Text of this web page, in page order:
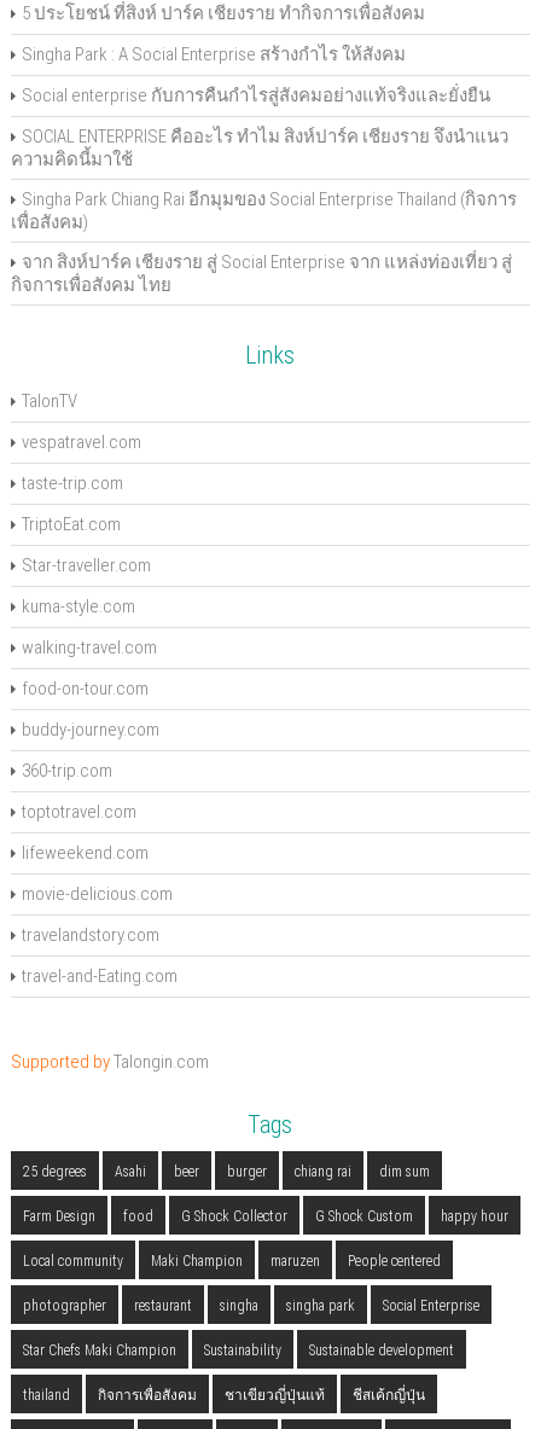
5 ประโยชน์ ที่สิงห์ ปาร์ค เชียงราย ทำกิจการเพื่อสังคม
Singha Park : A Social Enterprise สร้างกำไร ให้สังคม
Social enterprise กับการคืนกำไรสู่สังคมอย่างแท้จริงและยั่งยืน
SOCIAL ENTERPRISE คืออะไร ทำไม สิงห์ปาร์ค เชียงราย จึงนำแนว
ความคิดนี้มาใช้
Singha Park Chiang Rai อีกมุมของ Social Enterprise Thailand (กิจการ
เพื่อสังคม)
จาก สิงห์ปาร์ค เชียงราย สู่ Social Enterprise จาก แหล่งท่องเที่ยว สู่
กิจการเพื่อสังคม ไทย
Links
TalonTV
vespatravel.com
taste-trip.com
TriptoEat.com
Star-traveller.com
kuma-style.com
walking-travel.com
food-on-tour.com
buddy-journey.com
360-trip.com
toptotravel.com
lifeweekend.com
movie-delicious.com
travelandstory.com
travel-and-Eating.com
Supported byTalongin.com
Tags
25 degrees Asahi beer burger chiang rai dim sum
Farm Design food G Shock Collector G Shock Custom happy hour
Local community Maki Champion maruzen People centered
photographer restaurant singha singha park Social Enterprise
Star Chefs Maki Champion Sustainability Sustainable development
thailand กิจการเพื่อสังคม ชาเขียวญี่ปุ่นแท้ ชีสเค้กญี่ปุ่น